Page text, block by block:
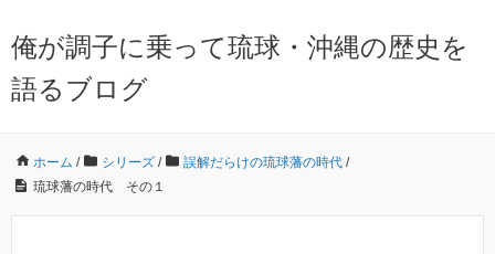
俺が調子に乗って琉球・沖縄の歴史を
語るブログ
ホーム / シリーズ / 誤解だらけの琉球藩の時代 /
琉球藩の時代 その１